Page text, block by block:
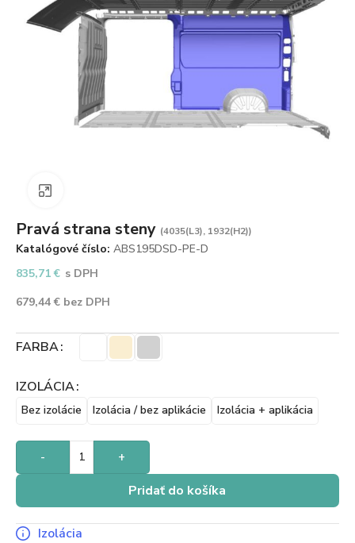
Pravá strana steny (4035(L3), 1932(H2))
Katalógové číslo: ABS195DSD-PE-D
835,71€ s DPH
679,44€ bez DPH
FARBA
IZOLÁCIA
Bez izolácie Izolácia / bez aplikácie Izolácia + aplikácia
- +
Pridať do košíka
Izolácia